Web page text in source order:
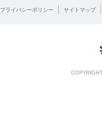
プライバシーポリシー サイトマップ